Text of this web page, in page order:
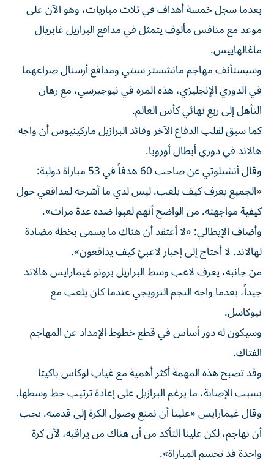
بعدما سجل خمسة أهداف في ثلاث مباريات، وهو الآن على
موعد مع منافس مألوف يتمثل في مدافع البرازيل غابريال
ماغالهاييس.
وسيستأنف مهاجم مانشستر سيتي ومدافع أرسنال صراعهما
في الدوري الإنجليزي، هذه المرة في نيوجيرسي، مع رهان
التأهل إلى ربع نهائي كأس العالم.
كما سبق لقلب الدفاع الآخر وقائد البرازيل ماركينيوس أن واجه
هالاند في دوري أبطال أوروبا.
وقال أنشيلوتي عن صاحب 60 هدفاً في 53 مباراة دولية:
«الجميع يعرف كيف يلعب. ليس لدي ما أشرحه لمدافعي حول
كيفية مواجهته. من الواضح أنهم لعبوا ضده عدة مرات».
وأضاف الإيطالي: «لا أعتقد أن هناك ما يسمى بخطة مضادة
لهالاند. لا أحتاج إلى إخبار لاعبيّ كيف يدافعون».
من جانبه، يعرف لاعب وسط البرازيل برونو غيمارايس هالاند
جيداً، بعدما واجه النجم النرويجي عندما كان يلعب مع
نيوكاسل.
وسيكون له دور أساس في قطع خطوط الإمداد عن المهاجم
الفتاك.
وقد تصبح هذه المهمة أكثر أهمية مع غياب لوكاس باكيتا
بسبب الإصابة، ما يرغم البرازيل على إعادة ترتيب خط وسطها.
وقال غيمارايس «علينا أن نمنع وصول الكرة إلى قدميه. يجب
أن نهاجم، لكن علينا التأكد من أن هناك من يراقبه، لأن كرة
واحدة قد تحسم المباراة».